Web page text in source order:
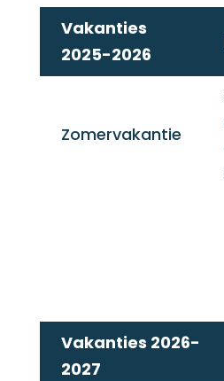
Vakanties
2025-2026
Zomervakantie
Vakanties 2026-
2027